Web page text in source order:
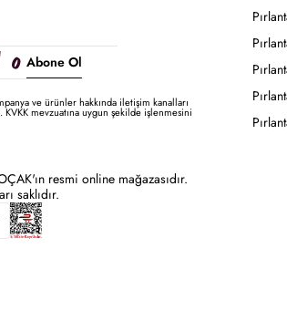
Abone Ol
ve ürünler hakkında iletişim kanalları
KVKK mevzuatına uygun şekilde işlenmesini
resmi online mağazasıdır.
saklıdır.